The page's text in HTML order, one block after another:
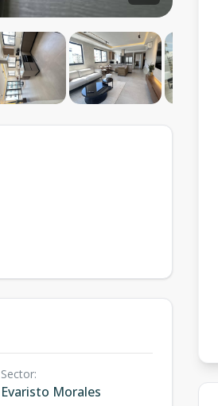
Sector:
Evaristo Morales